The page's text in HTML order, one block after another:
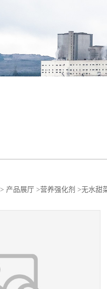
> 产品展厅 >营养强化剂 >无水甜